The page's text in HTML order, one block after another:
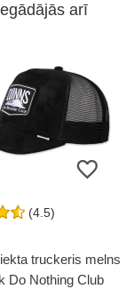
arī
(4.5)
truckeris melns
Do Nothing Club